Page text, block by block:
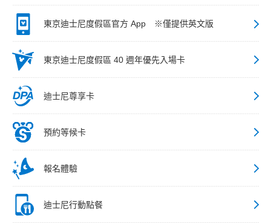
東京迪士尼度假區官方 App ※僅提供英文版
東京迪士尼度假區 40 週年優先入場卡
迪士尼尊享卡
預約等候卡
報名體驗
迪士尼行動點餐